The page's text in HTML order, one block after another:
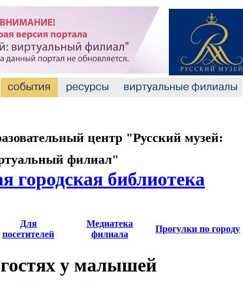
центр "Русский музей:
филиал"
городская библиотека
Для
посетителей
Медиатека
филиала
Прогулки по городу
у малышей